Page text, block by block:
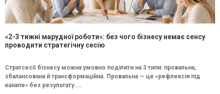
«2-3 тижні марудної роботи»: без чого бізнесу немає сенсу
проводити стратегічну сесію
Стратсесії бізнесу можна умовно поділити на 3 типи: провальна,
збалансована й трансформаційна. Провальна — це «рефлексія під
канапе» без результату....